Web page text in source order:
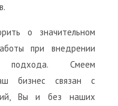
о значительном
при внедрении
подхода. Смеем
бизнес связан с
Вы и без наших